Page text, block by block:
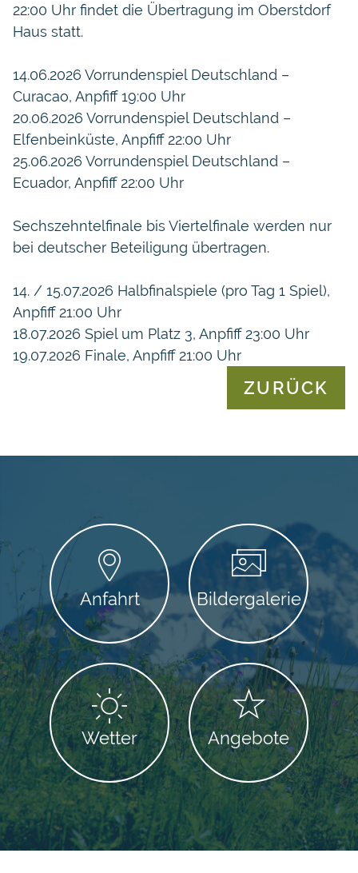
22:00 Uhr findet die Übertragung im Oberstdorf
Haus statt.
14.06.2026 Vorrundenspiel Deutschland –
Curacao, Anpfiff 19:00 Uhr
20.06.2026 Vorrundenspiel Deutschland –
Elfenbeinküste, Anpfiff 22:00 Uhr
25.06.2026 Vorrundenspiel Deutschland –
Ecuador, Anpfiff 22:00 Uhr
Sechszehntelfinale bis Viertelfinale werden nur
bei deutscher Beteiligung übertragen.
14. / 15.07.2026 Halbfinalspiele (pro Tag 1 Spiel),
Anpfiff 21:00 Uhr
18.07.2026 Spiel um Platz 3, Anpfiff 23:00 Uhr
19.07.2026 Finale, Anpfiff 21:00 Uhr
ZURÜCK
Anfahrt Bildergalerie
Wetter Angebote